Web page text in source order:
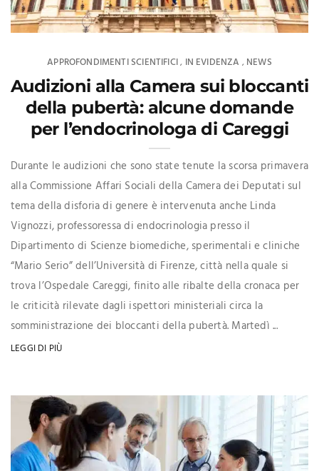
APPROFONDIMENTI SCIENTIFICI, IN EVIDENZA , NEWS
Audizioni alla Camera sui bloccanti
della pubertà: alcune domande
per l’endocrinologa di Careggi
Durante le audizioni che sono state tenute la scorsa primavera
alla Commissione Affari Sociali della Camera dei Deputati sul
tema della disforia di genere è intervenuta anche Linda
Vignozzi, professoressa di endocrinologia presso il
Dipartimento di Scienze biomediche, sperimentali e cliniche
“Mario Serio” dell’Università di Firenze, città nella quale si
trova l’Ospedale Careggi, finito alle ribalte della cronaca per
le criticità rilevate dagli ispettori ministeriali circa la
somministrazione dei bloccanti della pubertà. Martedì ...
LEGGI DI PIÙ